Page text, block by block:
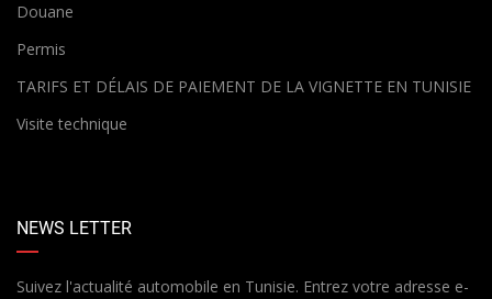
Douane
Permis
TARIFS ET DÉLAIS DE PAIEMENT DE LA VIGNETTE EN TUNISIE
Visite technique
NEWS LETTER
Suivez l'actualité automobile en Tunisie. Entrez votre adresse e-